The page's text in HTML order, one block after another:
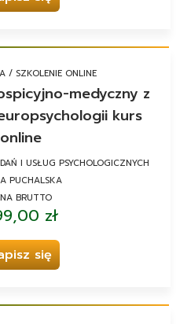
/ SZKOLENIE ONLINE
medyczny z
kurs
online
I USŁUG PSYCHOLOGICZNYCH
PUCHALSKA
BRUTTO
zł
się